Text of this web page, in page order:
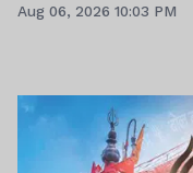
Aug 06, 2026 10:03 PM